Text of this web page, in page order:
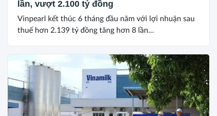
lần, vượt 2.100 tỷ đồng
Vinpearl kết thúc 6 tháng đầu năm với lợi nhuận sau
thuế hơn 2.139 tỷ đồng tăng hơn 8 lần...